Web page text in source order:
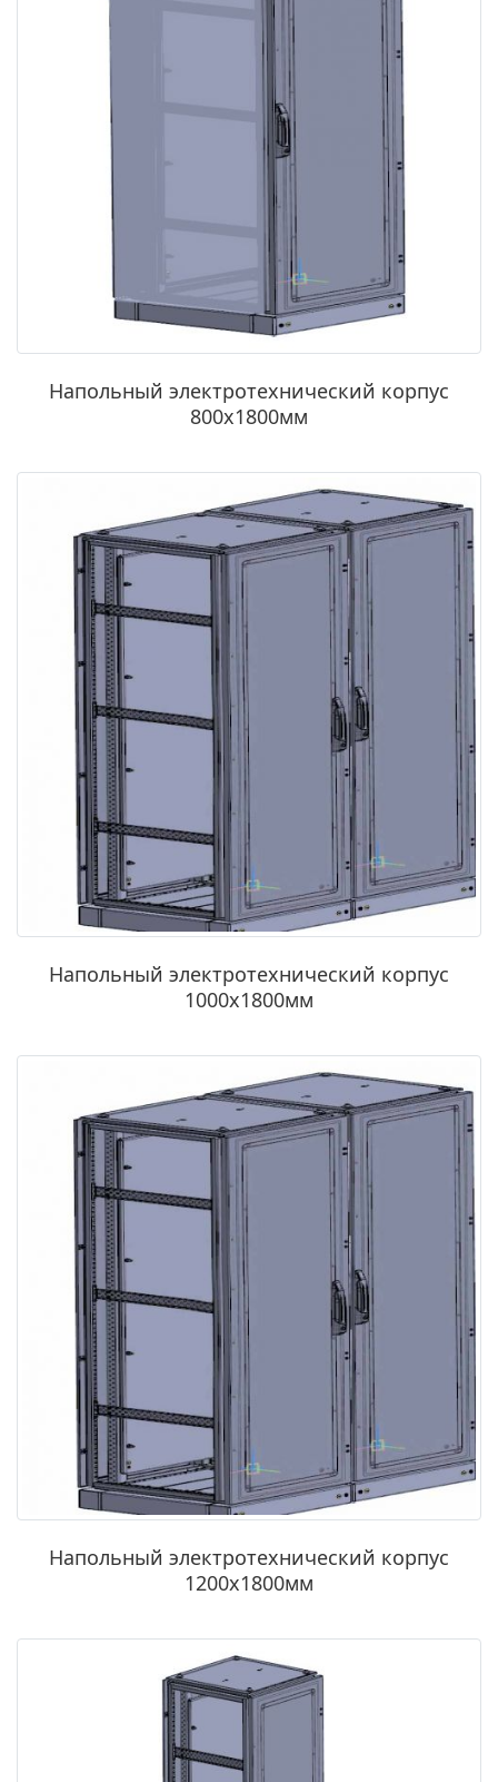
Напольный электротехнический корпус
800х1800мм
Напольный электротехнический корпус
1000х1800мм
Напольный электротехнический корпус
1200х1800мм